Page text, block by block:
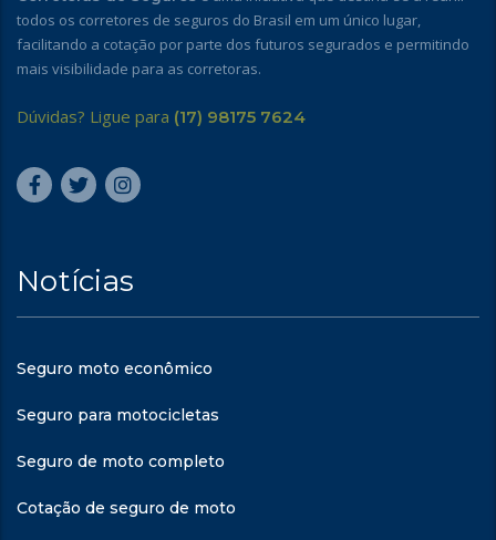
todos os corretores de seguros do Brasil em um único lugar,
facilitando a cotação por parte dos futuros segurados e permitindo
mais visibilidade para as corretoras.
Dúvidas? Ligue para (17) 98175 7624
Notícias
Seguro moto econômico
Seguro para motocicletas
Seguro de moto completo
Cotação de seguro de moto